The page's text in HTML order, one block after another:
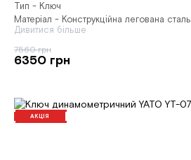
Тип - Ключ
Матеріал - Конструкційна легована сталь
Дивитися більше
7560 грн
6350 грн
АКЦІЯ